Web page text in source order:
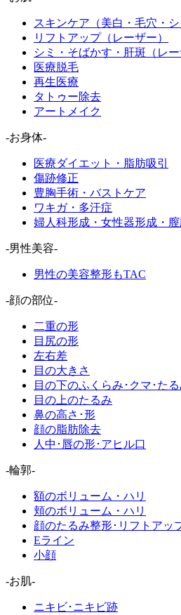
スキンケア（美白・毛穴・シ
リフトアップ（レーザー）
シミ・そばかす・肝斑（レー
医療脱毛
再生医療
タトゥー除去
アートメイク
-お身体-
医療ダイエット・脂肪吸引
傷跡修正
豊胸手術・バストケア
ワキガ・多汗症
婦人科形成・女性器形成・
-男性美容-
男性の美容整形もTAC
-顔の部位-
二重の形
目尻の形
左右差
目の大きさ
目の下のふくらみ･クマ･た
目の上のたるみ
鼻の高さ･形
顔の脂肪除去
人中･唇の形･アヒル口
-輪郭-
額のボリューム・ハリ
頬のボリューム・ハリ
顔のたるみ整形･リフトアッ
Eライン
小顔
-お肌-
ニキビ･ニキビ跡